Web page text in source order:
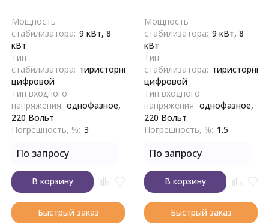
Мощность
стабилизатора: 9 кВт, 8
кВт
Тип
стабилизатора: тиристорный,
цифровой
Тип входного
напряжения: однофазное,
220 Вольт
Погрешность, %: 3
По запросу
В корзину
Быстрый заказ
Мощность
стабилизатора: 9 кВт, 8
кВт
Тип
стабилизатора:
цифровой
Тип входного
напряжения: однофазное,
220 Вольт
Погрешность, %: 1.5
По запросу
В корзину
Быстрый заказ